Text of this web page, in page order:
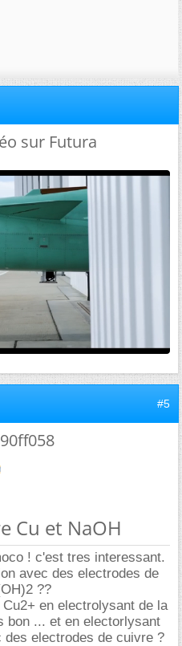
sur Futura
#5
Cu et NaOH
! c'est tres interessant.
avec des electrodes de
??
en electrolysant de la
bon ... et en electorlysant
electrodes de cuivre ?